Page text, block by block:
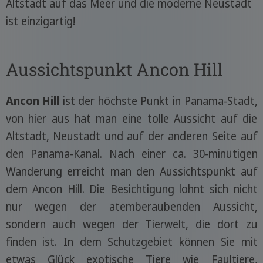
Altstadt auf das Meer und die moderne Neustadt
ist einzigartig!
Aussichtspunkt Ancon Hill
Ancon Hill ist der höchste Punkt in Panama-Stadt,
von hier aus hat man eine tolle Aussicht auf die
Altstadt, Neustadt und auf der anderen Seite auf
den Panama-Kanal. Nach einer ca. 30-minütigen
Wanderung erreicht man den Aussichtspunkt auf
dem Ancon Hill. Die Besichtigung lohnt sich nicht
nur wegen der atemberaubenden Aussicht,
sondern auch wegen der Tierwelt, die dort zu
finden ist. In dem Schutzgebiet können Sie mit
etwas Glück exotische Tiere wie Faultiere,